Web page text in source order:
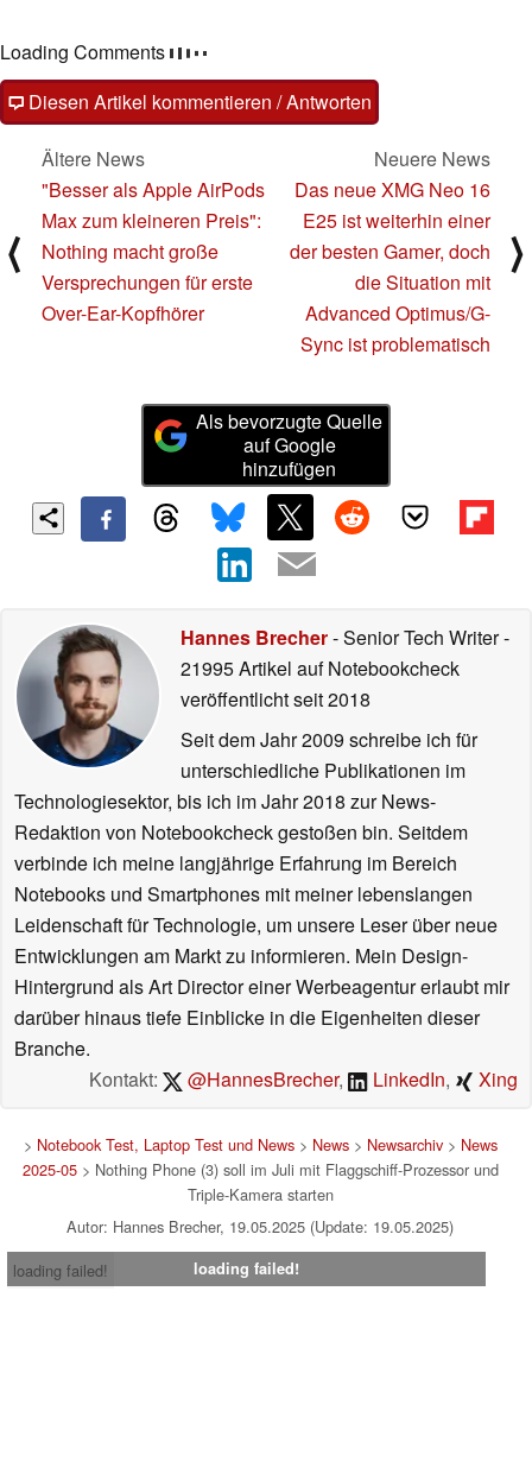
Loading Comments
Diesen Artikel kommentieren / Antworten
⟨
Ältere News
"Besser als Apple AirPods
Max zum kleineren Preis":
Nothing macht große
Versprechungen für erste
Over-Ear-Kopfhörer
Neuere News
Das neue XMG Neo 16
E25 ist weiterhin einer
der besten Gamer, doch
die Situation mit
Advanced Optimus/G-
Sync ist problematisch
⟩
Als bevorzugte Quelle
auf Google
hinzufügen
Hannes Brecher- Senior Tech Writer-
21995 Artikel auf Notebookcheck
veröffentlichtseit 2018
Seit dem Jahr 2009 schreibe ich für
unterschiedliche Publikationen im
Technologiesektor, bis ich im Jahr 2018 zur News-
Redaktion von Notebookcheck gestoßen bin. Seitdem
verbinde ich meine langjährige Erfahrung im Bereich
Notebooks und Smartphones mit meiner lebenslangen
Leidenschaft für Technologie, um unsere Leser über neue
Entwicklungen am Markt zu informieren. Mein Design-
Hintergrund als Art Director einer Werbeagentur erlaubt mir
darüber hinaus tiefe Einblicke in die Eigenheiten dieser
Branche.
Kontakt:
@HannesBrecher, LinkedIn, Xing
> Notebook Test, Laptop Test und News> News> Newsarchiv> News
2025-05> Nothing Phone (3) soll im Juli mit Flaggschiff-Prozessor und
Triple-Kamera starten
Autor: Hannes Brecher, 19.05.2025 (Update: 19.05.2025)
loading failed!
loading failed!